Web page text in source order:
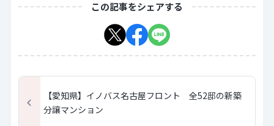
この記事をシェアする
【愛知県】イノバス名古屋フロント 全52邸の新築
分譲マンション